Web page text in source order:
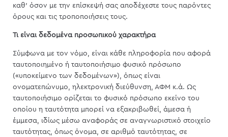
καθ’ όσον με την επίσκεψή σας αποδέχεστε τους παρόντες
όρους και τις τροποποιήσεις τους.
Τι είναι δεδομένα προσωπικού χαρακτήρα
Σύμφωνα με τον νόμο, είναι κάθε πληροφορία που αφορά
ταυτοποιημένο ή ταυτοποιήσιμο φυσικό πρόσωπο
(«υποκείμενο των δεδομένων»), όπως είναι
ονοματεπώνυμο, ηλεκτρονική διεύθυνση, ΑΦΜ κ.ά. Ως
ταυτοποιήσιμο ορίζεται το φυσικό πρόσωπο εκείνο του
οποίου η ταυτότητα μπορεί να εξακριβωθεί, άμεσα ή
έμμεσα, ιδίως μέσω αναφοράς σε αναγνωριστικό στοιχείο
ταυτότητας, όπως όνομα, σε αριθμό ταυτότητας, σε